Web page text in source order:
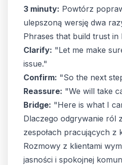
3 minuty: Powtórz
ulepszoną wersję dwa
Phrases that build trust in
Clarify: "Let me make
issue."
Confirm: "So the next
Reassure: "We will take
Bridge: "Here is what I
Dlaczego odgrywanie ról
zespołach pracujących z
Rozmowy z klientami
jasności i spokojnej